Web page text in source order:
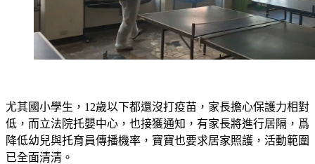
尤其國小學生，12歲以下都還沒打疫苗，家長擔心保護力相對
低，而立法院托嬰中心，也接獲通知，有家長將進行居隔，爲
降低幼兒與托育員傳播機率，寶寶也要求居家照護，活動範圍